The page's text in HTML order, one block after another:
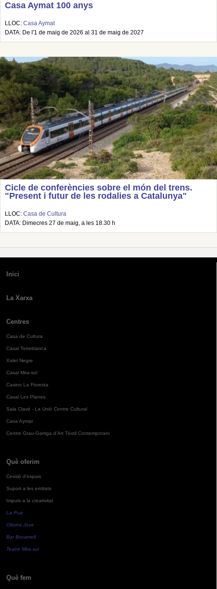
Casa Aymat 100 anys
LLOC: Casa Aymat
DATA: De l'1 de maig de 2026 al 31 de maig de 2027
Cicle de conferències sobre el món del trens.
"Present i futur de les rodalies a Catalunya"
LLOC: Casa de Cultura
DATA: Dimecres 27 de maig, a les 18.30 h
Inici
La Xarxa
Centres
Casa de Cultura
Casal Torreblanca
Xalet Negre
Casal Mira-sol
Casino La Floresta
Casal Les Planes
Sala Clavé - La Unió Centre Cultural
Casa Aymat
Centre Grau-Garriga d'Art Tèxtil Contemporani
Què oferim
Cessió d'espais
Suport a les entitats
Impuls a la creativitat
La Pua
Oficina Jove
Bar Bocamoll
Teatre Mira-sol
Què fem